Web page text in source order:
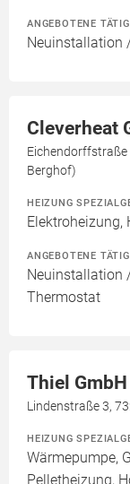
ANGEBOTENE
Neuinstallation
Cleverheat
Eichendorffstraße
Berghof)
HEIZUNG
Elektroheizung,
ANGEBOTENE
Neuinstallation
Thermostat
Thiel GmbH
Lindenstraße 3,
HEIZUNG
Wärmepumpe,
Pelletheizung,